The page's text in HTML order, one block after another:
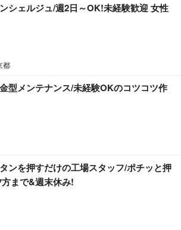
シェルジュ/週2日～OK!未経験歓迎 女性
都
型メンテナンス/未経験OKのコツコツ作
ンを押すだけの工場スタッフ/ポチッと押
まで&週末休み!